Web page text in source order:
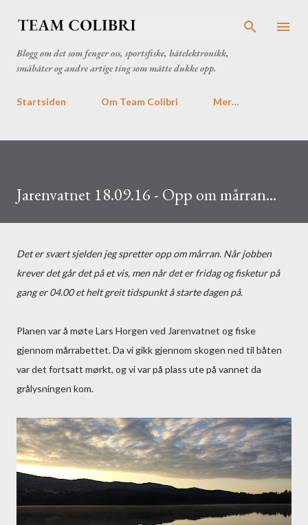
Blogg om det som fenger oss, sportsfiske, båtelektronikk,
småbåter og andre artige ting som måtte dukke opp.
Startsiden Om Team Colibri Mer…
Jarenvatnet 18.09.16 - Opp om mårran...
Det er svært sjelden jeg spretter opp om mårran. Når jobben
krever det går det på et vis, men når det er fridag og fisketur på
gang er 04.00 et helt greit tidspunkt å starte dagen på.
Planen var å møte Lars Horgen ved Jarenvatnet og fiske
gjennom mårrabettet. Da vi gikk gjennom skogen ned til båten
var det fortsatt mørkt, og vi var på plass ute på vannet da
grålysningen kom.